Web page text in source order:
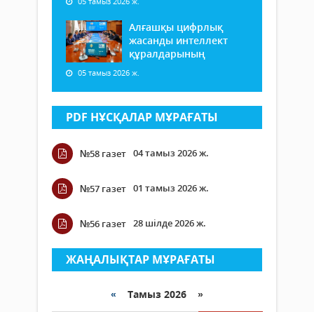
Алғашқы цифрлық
жасанды интеллект
құралдарының
05 тамыз 2026 ж.
PDF НҰСҚАЛАР МҰРАҒАТЫ
№58 газет 04 тамыз 2026 ж.
№57 газет 01 тамыз 2026 ж.
№56 газет 28 шілде 2026 ж.
ЖАҢАЛЫҚТАР МҰРАҒАТЫ
« Тамыз 2026 »